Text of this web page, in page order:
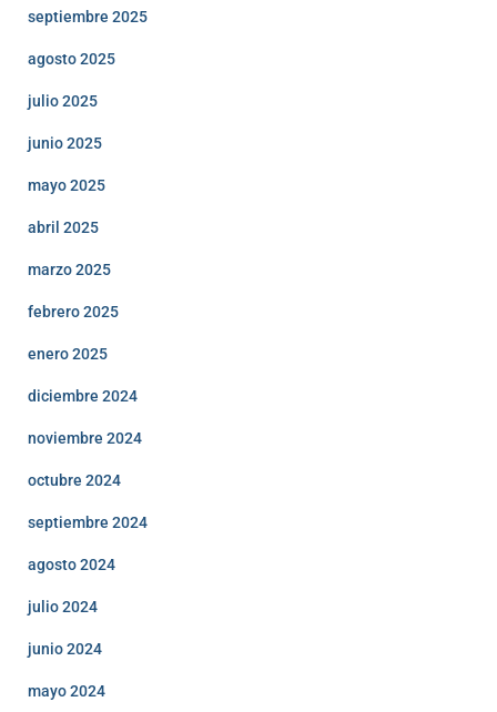
septiembre 2025
agosto 2025
julio 2025
junio 2025
mayo 2025
abril 2025
marzo 2025
febrero 2025
enero 2025
diciembre 2024
noviembre 2024
octubre 2024
septiembre 2024
agosto 2024
julio 2024
junio 2024
mayo 2024